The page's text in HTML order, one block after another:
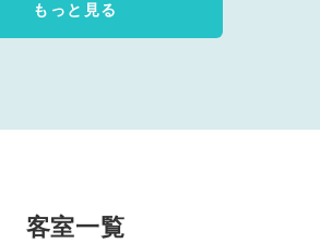
もっと見る
客室一覧